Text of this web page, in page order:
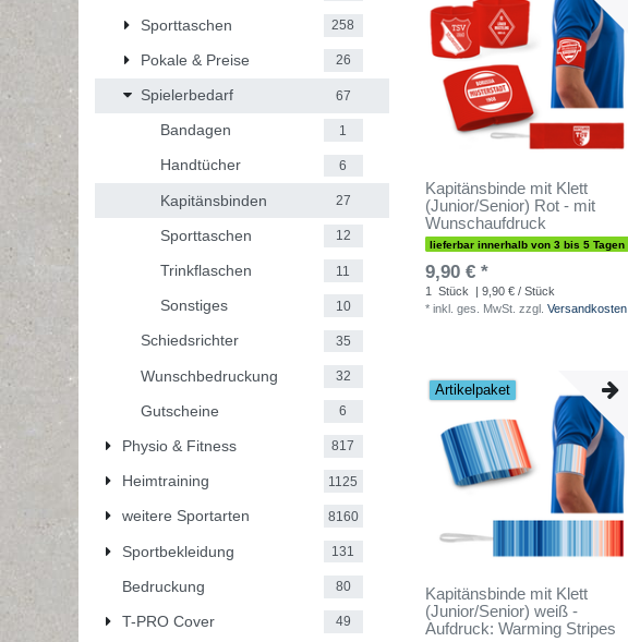
Sporttaschen 258
Pokale & Preise 26
Spielerbedarf 67
Bandagen 1
Handtücher 6
Kapitänsbinden 27
Sporttaschen 12
Trinkflaschen 11
Sonstiges 10
Schiedsrichter 35
Wunschbedruckung 32
Gutscheine 6
Physio & Fitness 817
Heimtraining 1125
weitere Sportarten 8160
Sportbekleidung 131
Bedruckung 80
T-PRO Cover 49
Kapitänsbinde mit Klett
(Junior/Senior) Rot - mit
Wunschaufdruck
lieferbar innerhalb von 3 bis 5 Tagen
9,90 € *
1 Stück
| 9,90 € / Stück
* inkl. ges. MwSt. zzgl. Versandkosten
Artikelpaket
Kapitänsbinde mit Klett
(Junior/Senior) weiß -
Aufdruck: Warming Stripes